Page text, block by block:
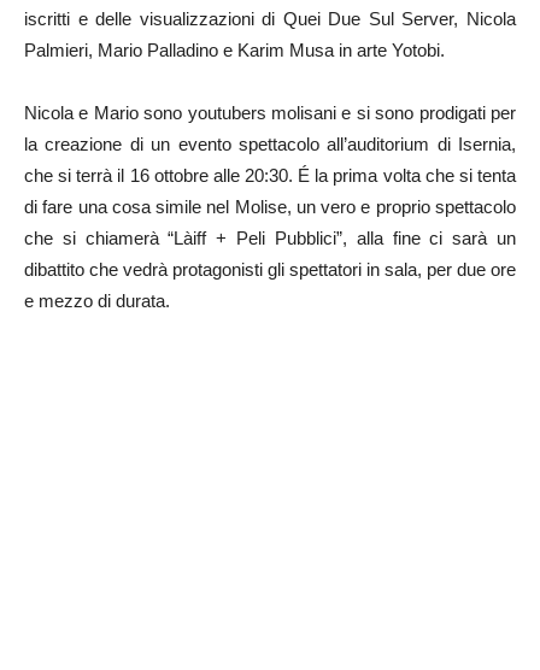
iscritti e delle visualizzazioni di Quei Due Sul Server, Nicola
Palmieri, Mario Palladino e Karim Musa in arte Yotobi.
Nicola e Mario sono youtubers molisani e si sono prodigati per
la creazione di un evento spettacolo all’auditorium di Isernia,
che si terrà il 16 ottobre alle 20:30. É la prima volta che si tenta
di fare una cosa simile nel Molise, un vero e proprio spettacolo
che si chiamerà “Làiff + Peli Pubblici”, alla fine ci sarà un
dibattito che vedrà protagonisti gli spettatori in sala, per due ore
e mezzo di durata.